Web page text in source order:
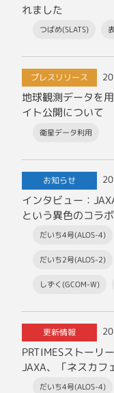
れました
つばめ(SLATS)
プレスリリース
地球観測データを
イト公開について
衛星データ利用
お知らせ
インタビュー：
という異色のコラ
科学館」はなぜ生
だいち4号(ALOS-4)
だいち2号(ALOS-2)
しずく(GCOM-W)
更新情報
PRTIMESストーリ
JAXA、「ネスカフ
ラボによるウェブ
だいち4号(ALOS-4)